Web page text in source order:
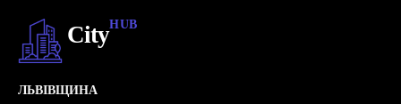
CityHUB
ЛЬВІВЩИНА